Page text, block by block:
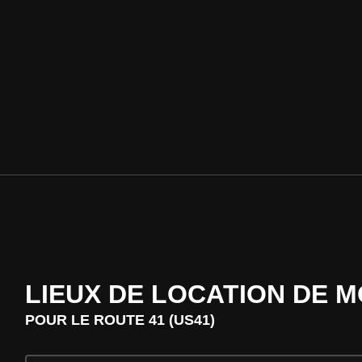
LIEUX DE LOCATION DE
POUR LE ROUTE 41 (US41)